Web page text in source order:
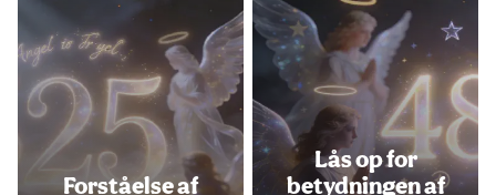
Forståelse af
Lås op for
betydningen af